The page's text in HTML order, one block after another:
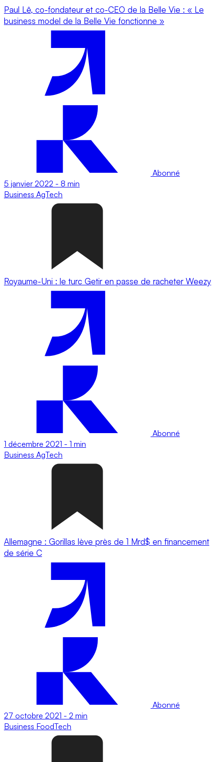
Paul Lê, co-fondateur et co-CEO de la Belle Vie : « Le
business model de la Belle Vie fonctionne »
Abonné
5 janvier 2022 - 8 min
Business AgTech
Royaume-Uni : le turc Getir en passe de racheter Weezy
Abonné
1 décembre 2021 - 1 min
Business AgTech
Allemagne : Gorillas lève près de 1 Mrd$ en financement
de série C
Abonné
27 octobre 2021 - 2 min
Business FoodTech